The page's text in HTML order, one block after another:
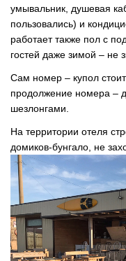
умывальник, душевая
пользовались) и
работает также пол с
гостей даже зимой – не
Сам номер – купол
продолжение номера –
шезлонгами.
На территории отеля
домиков-бунгало, не